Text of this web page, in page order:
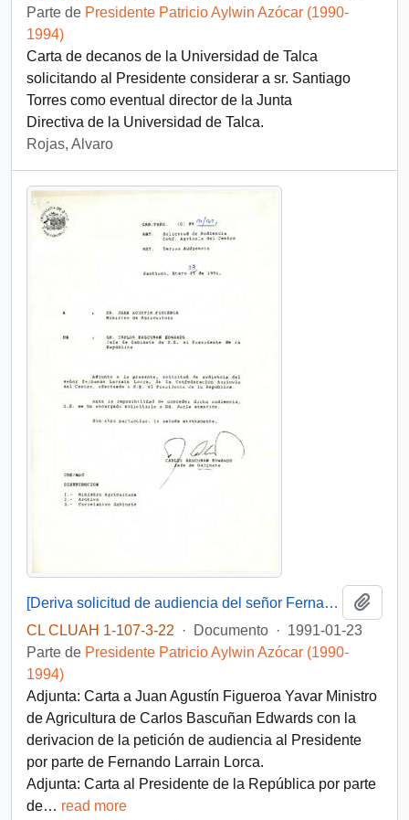
Parte de Presidente Patricio Aylwin Azócar (1990-
1994)
Carta de decanos de la Universidad de Talca
solicitando al Presidente considerar a sr. Santiago
Torres como eventual director de la Junta
Directiva de la Universidad de Talca.
Rojas, Alvaro
[Deriva solicitud de audiencia del señor Fernando Larraín L. de la Confederación Agrícola del Centro, efectuada a S.E. el Presidente de la República]
CL CLUAH 1-107-3-22
· Documento · 1991-01-23
Parte de Presidente Patricio Aylwin Azócar (1990-
1994)
Adjunta: Carta a Juan Agustín Figueroa Yavar Ministro
de Agricultura de Carlos Bascuñan Edwards con la
derivacion de la petición de audiencia al Presidente
por parte de Fernando Larrain Lorca.
Adjunta: Carta al Presidente de la República por parte
de… read more